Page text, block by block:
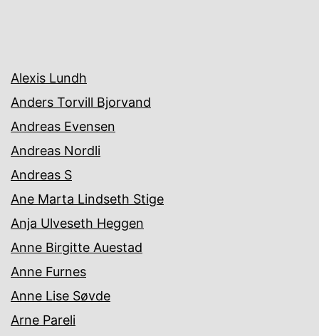
Alexis Lundh
Anders Torvill Bjorvand
Andreas Evensen
Andreas Nordli
Andreas S
Ane Marta Lindseth Stige
Anja Ulveseth Heggen
Anne Birgitte Auestad
Anne Furnes
Anne Lise Søvde
Arne Pareli